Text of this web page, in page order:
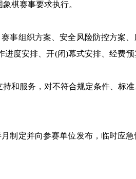
棋赛事要求执行。
事组织方案、安全风险防控方案、
度安排、开(闭)幕式安排、经费预
和服务，对不符合规定条件、标
制定并向参赛单位发布，临时应